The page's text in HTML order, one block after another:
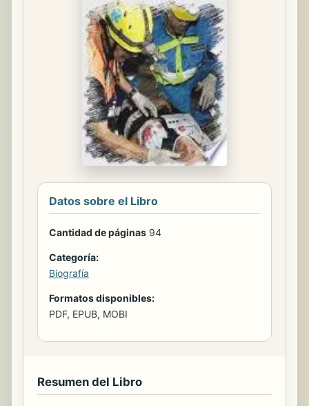
Datos sobre el Libro
Cantidad de páginas 94
Categoría:
Biografía
Formatos disponibles:
PDF, EPUB, MOBI
Resumen del Libro